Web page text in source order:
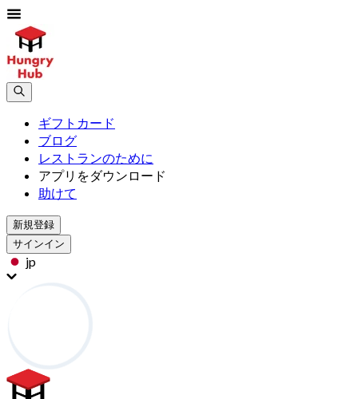
ギフトカード
ブログ
レストランのために
アプリをダウンロード
助けて
新規登録
サインイン
jp